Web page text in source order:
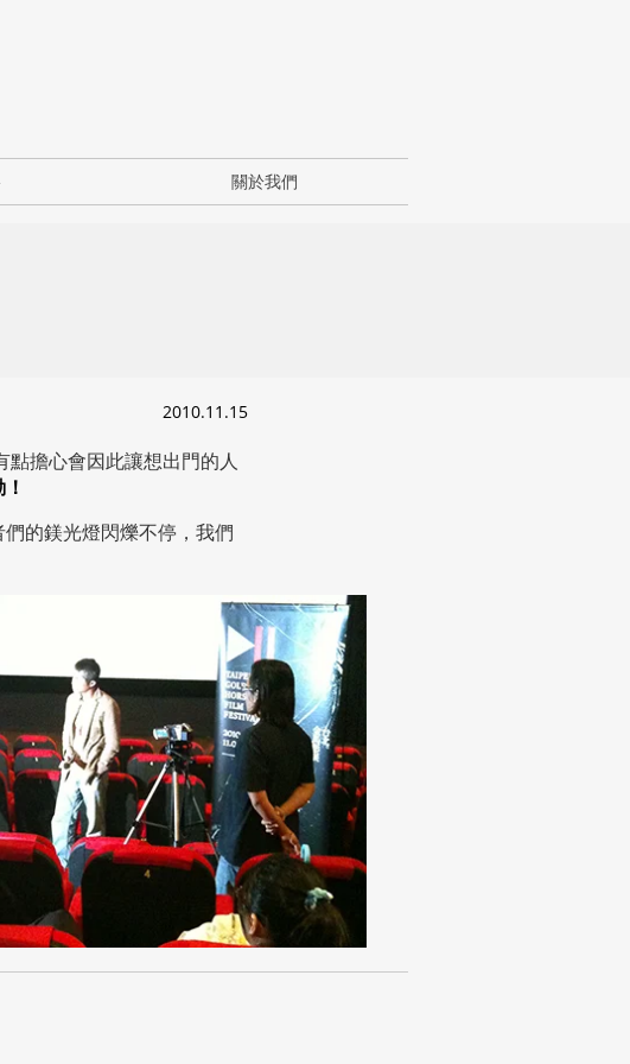
關於我們
2010.11.15
擔心會因此讓想出門的人
的鎂光燈閃爍不停，我們